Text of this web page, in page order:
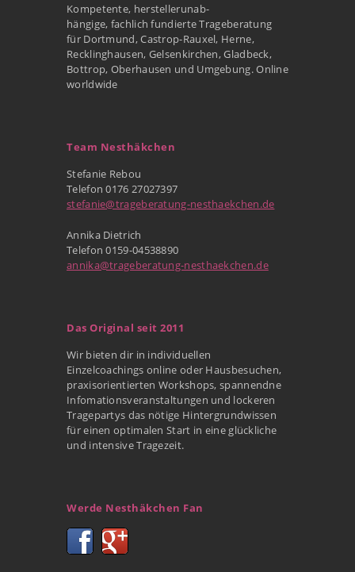
Kompetente, herstellerunab-
hängige, fachlich fundierte Trageberatung
für Dortmund, Castrop-Rauxel, Herne,
Recklinghausen, Gelsenkirchen, Gladbeck,
Bottrop, Oberhausen und Umgebung. Online
worldwide
Team Nesthäkchen
Stefanie Rebou
Telefon 0176 27027397
stefanie@trageberatung-nesthaekchen.de
Annika Dietrich
Telefon 0159-04538890
annika@trageberatung-nesthaekchen.de
Das Original seit 2011
Wir bieten dir in individuellen
Einzelcoachings online oder Hausbesuchen,
praxisorientierten Workshops, spannendne
Infomationsveranstaltungen und lockeren
Tragepartys das nötige Hintergrundwissen
für einen optimalen Start in eine glückliche
und intensive Tragezeit.
Werde Nesthäkchen Fan